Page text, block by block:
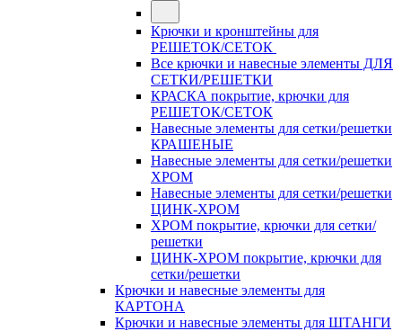
Крючки и кронштейны для
РЕШЕТОК/СЕТОК
Все крючки и навесные элементы ДЛЯ
СЕТКИ/РЕШЕТКИ
КРАСКА покрытие, крючки для
РЕШЕТОК/СЕТОК
Навесные элементы для сетки/решетки
КРАШЕНЫЕ
Навесные элементы для сетки/решетки
ХРОМ
Навесные элементы для сетки/решетки
ЦИНК-ХРОМ
ХРОМ покрытие, крючки для сетки/
решетки
ЦИНК-ХРОМ покрытие, крючки для
сетки/решетки
Крючки и навесные элементы для
КАРТОНА
Крючки и навесные элементы для ШТАНГИ